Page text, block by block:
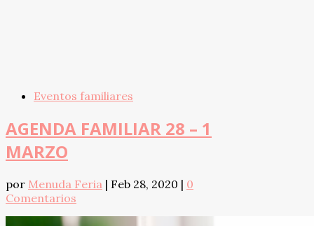
Eventos familiares
AGENDA FAMILIAR 28 – 1
MARZO
por Menuda Feria | Feb 28, 2020 | 0
Comentarios